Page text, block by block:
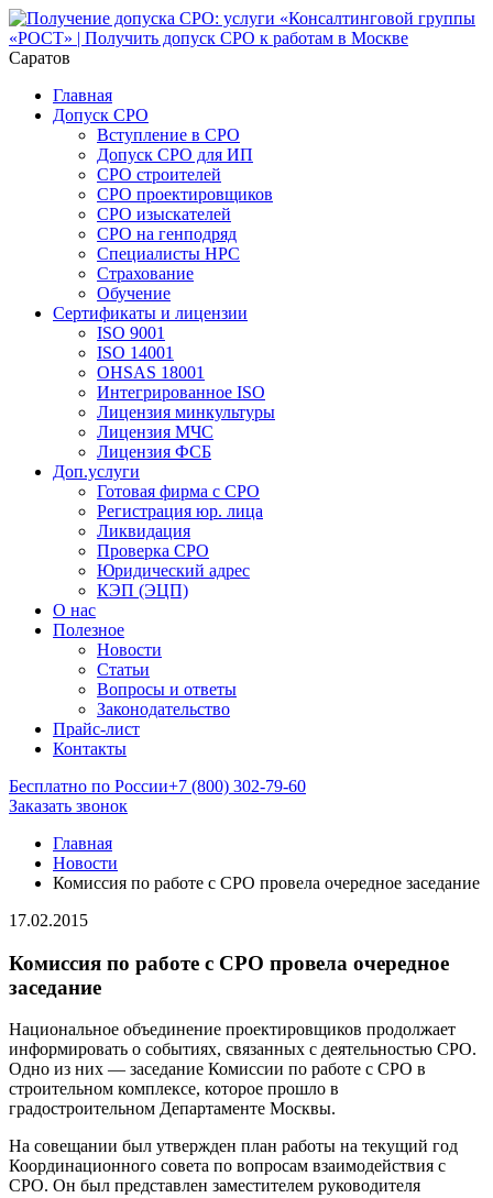
Саратов
Главная
Допуск СРО
Вступление в СРО
Допуск СРО для ИП
СРО строителей
СРО проектировщиков
СРО изыскателей
СРО на генподряд
Специалисты НРС
Страхование
Обучение
Сертификаты и лицензии
ISO 9001
ISO 14001
OHSAS 18001
Интегрированное ISO
Лицензия минкультуры
Лицензия МЧС
Лицензия ФСБ
Доп.услуги
Готовая фирма с СРО
Регистрация юр. лица
Ликвидация
Проверка СРО
Юридический адрес
КЭП (ЭЦП)
О нас
Полезное
Новости
Статьи
Вопросы и ответы
Законодательство
Прайс-лист
Контакты
Бесплатно по России+7 (800) 302-79-60
Заказать звонок
Главная
Новости
Комиссия по работе с СРО провела очередное заседание
17.02.2015
Комиссия по работе с СРО провела очередное
заседание
Национальное объединение проектировщиков продолжает
информировать о событиях, связанных с деятельностью СРО.
Одно из них — заседание Комиссии по работе с СРО в
строительном комплексе, которое прошло в
градостроительном Департаменте Москвы.
На совещании был утвержден план работы на текущий год
Координационного совета по вопросам взаимодействия с
СРО. Он был представлен заместителем руководителя